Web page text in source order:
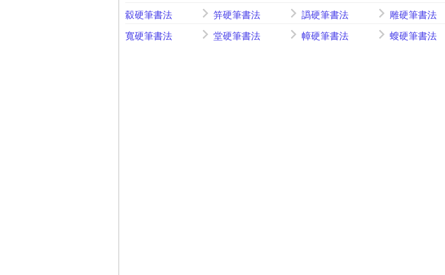
縠硬筆書法 笄硬筆書法 譌硬筆書法 雕硬筆書法
寬硬筆書法 堂硬筆書法 幛硬筆書法 螋硬筆書法